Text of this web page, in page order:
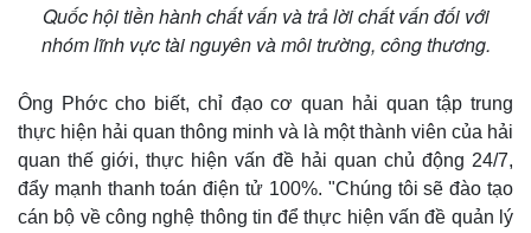
Quốc hội tiền hành chất vấn và trả lời chất vấn đối với
nhóm lĩnh vực tài nguyên và môi trường, công thương.
Ông Phớc cho biết, chỉ đạo cơ quan hải quan tập trung
thực hiện hải quan thông minh và là một thành viên của hải
quan thế giới, thực hiện vấn đề hải quan chủ động 24/7,
đẩy mạnh thanh toán điện tử 100%. "Chúng tôi sẽ đào tạo
cán bộ về công nghệ thông tin để thực hiện vấn đề quản lý